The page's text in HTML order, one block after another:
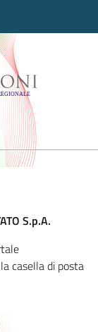
-
S.p.A.
casella di posta